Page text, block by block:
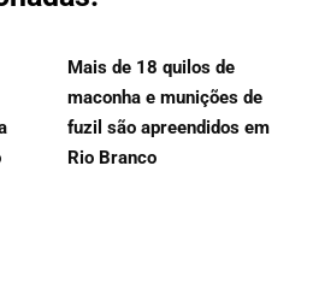
Mais de 18 quilos de
maconha e munições de
fuzil são apreendidos em
Rio Branco